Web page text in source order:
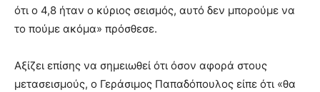
ότι ο 4,8 ήταν ο κύριος σεισμός, αυτό δεν μπορούμε να
το πούμε ακόμα» πρόσθεσε.
Αξίζει επίσης να σημειωθεί ότι όσον αφορά στους
μετασεισμούς, ο Γεράσιμος Παπαδόπουλος είπε ότι «θα